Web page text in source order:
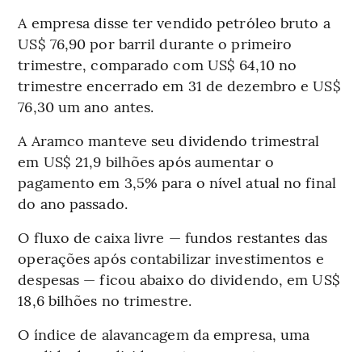
A empresa disse ter vendido petróleo bruto a
US$ 76,90 por barril durante o primeiro
trimestre, comparado com US$ 64,10 no
trimestre encerrado em 31 de dezembro e US$
76,30 um ano antes.
A Aramco manteve seu dividendo trimestral
em US$ 21,9 bilhões após aumentar o
pagamento em 3,5% para o nível atual no final
do ano passado.
O fluxo de caixa livre — fundos restantes das
operações após contabilizar investimentos e
despesas — ficou abaixo do dividendo, em US$
18,6 bilhões no trimestre.
O índice de alavancagem da empresa, uma